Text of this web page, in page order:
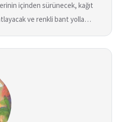
içinden sürünecek, kağıt
ve renkli bant yolla…